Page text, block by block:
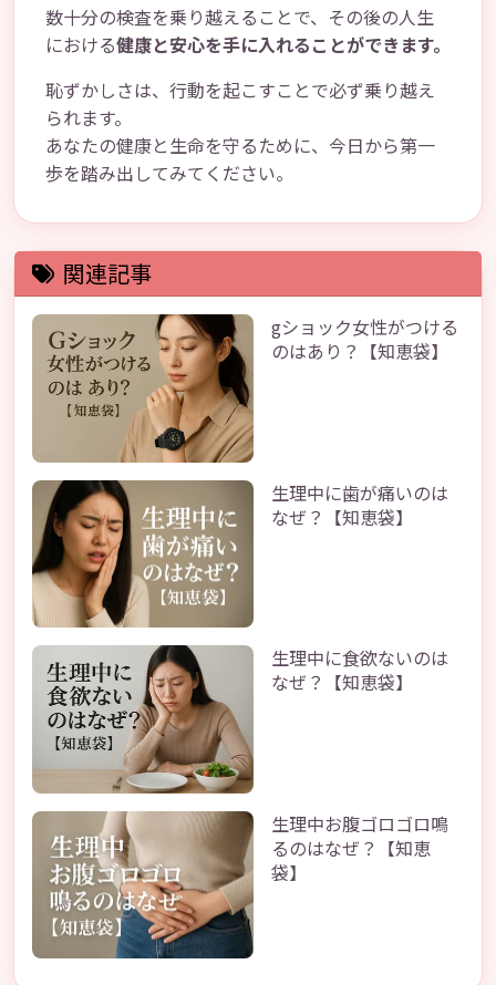
数十分の検査を乗り越えることで、その後の人生
における健康と安心を手に入れることができます。
恥ずかしさは、行動を起こすことで必ず乗り越え
られます。
あなたの健康と生命を守るために、今日から第一
歩を踏み出してみてください。
関連記事
gショック女性がつける
のはあり？【知恵袋】
生理中に歯が痛いのは
なぜ？【知恵袋】
生理中に食欲ないのは
なぜ？【知恵袋】
生理中お腹ゴロゴロ鳴
るのはなぜ？【知恵
袋】